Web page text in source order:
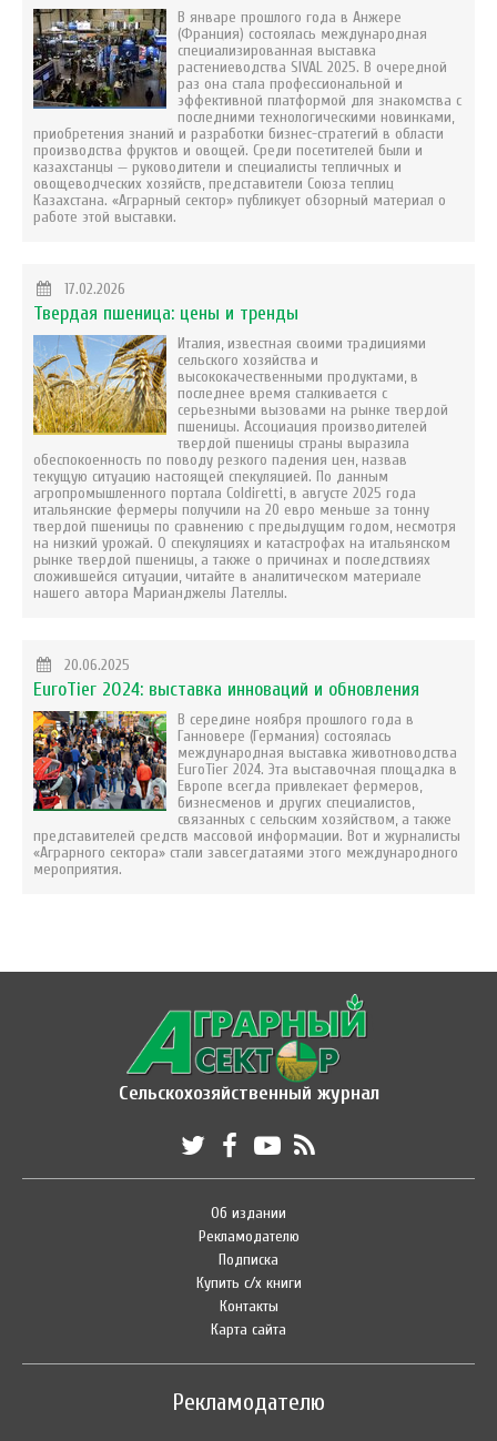
В январе прошлого года в Анжере
(Франция) состоялась международная
специализированная выставка
растениеводства SIVAL 2025. В очередной
раз она стала профессиональной и
эффективной платформой для знакомства с
последними технологическими новинками,
приобретения знаний и разработки бизнес-стратегий в области
производства фруктов и овощей. Среди посетителей были и
казахстанцы — руководители и специалисты тепличных и
овощеводческих хозяйств, представители Союза теплиц
Казахстана. «Аграрный сектор» публикует обзорный материал о
работе этой выставки.
17.02.2026
Твердая пшеница: цены и тренды
Италия, известная своими традициями
сельского хозяйства и
высококачественными продуктами, в
последнее время сталкивается с
серьезными вызовами на рынке твердой
пшеницы. Ассоциация производителей
твердой пшеницы страны выразила
обеспокоенность по поводу резкого падения цен, назвав
текущую ситуацию настоящей спекуляцией. По данным
агропромышленного портала Coldiretti, в августе 2025 года
итальянские фермеры получили на 20 евро меньше за тонну
твердой пшеницы по сравнению с предыдущим годом, несмотря
на низкий урожай. О спекуляциях и катастрофах на итальянском
рынке твердой пшеницы, а также о причинах и последствиях
сложившейся ситуации, читайте в аналитическом материале
нашего автора Марианджелы Лателлы.
20.06.2025
EuroTier 2024: выставка инноваций и обновления
В середине ноября прошлого года в
Ганновере (Германия) состоялась
международная выставка животноводства
EuroTier 2024. Эта выставочная площадка в
Европе всегда привлекает фермеров,
бизнесменов и других специалистов,
связанных с сельским хозяйством, а также
представителей средств массовой информации. Вот и журналисты
«Аграрного сектора» стали завсегдатаями этого международного
мероприятия.
Сельскохозяйственный журнал
Об издании
Рекламодателю
Подписка
Купить с/х книги
Контакты
Карта сайта
Рекламодателю